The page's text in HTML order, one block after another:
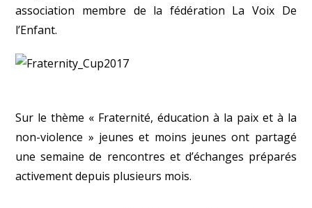
association membre de la fédération La Voix De
l’Enfant.
Sur le thème « Fraternité, éducation à la paix et à la
non-violence » jeunes et moins jeunes ont partagé
une semaine de rencontres et d’échanges préparés
activement depuis plusieurs mois.